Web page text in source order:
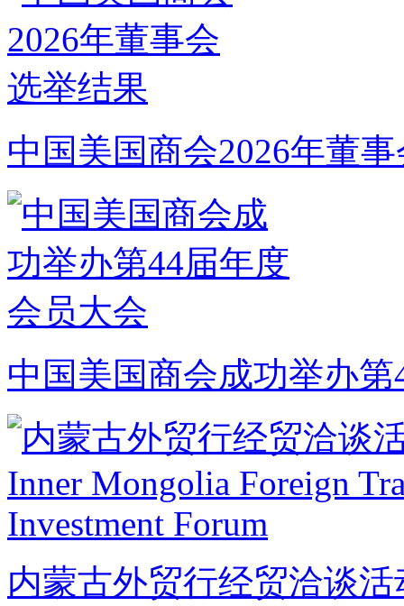
中国美国商会2026年董
中国美国商会成功举办
内蒙古外贸行经贸洽谈活